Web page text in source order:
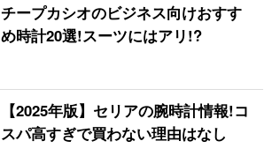
チープカシオのビジネス向けおすす
め時計20選!スーツにはアリ!?
【2025年版】セリアの腕時計情報!コ
スパ高すぎで買わない理由はなし